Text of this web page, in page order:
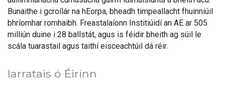
Bunaithe i gcroílár na hEorpa, bheadh timpeallacht fhuinniúil
bhríomhar romhaibh. Freastalaíonn Institiúidí an AE ar 505
milliún duine i 28 ballstát, agus is féidir bheith ag súil le
scála tuarastail agus taithí eisceachtúil dá réir.
Iarratais ó Éirinn